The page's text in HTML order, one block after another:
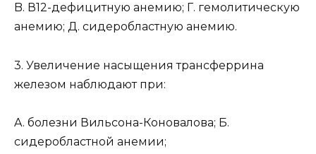
B. В12-дефицитную анемию; Г. гемолитическую
анемию; Д. сидеробластную анемию.
3. Увеличение насыщения трансферрина
железом наблюдают при:
A. болезни Вильсона-Коновалова; Б.
сидеробластной анемии;